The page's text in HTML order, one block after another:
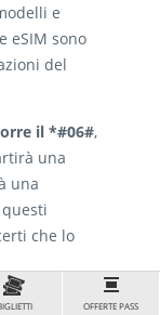
e
eSIM sono
del
il *#06#,
una
una
che lo
OFFERTE PASS